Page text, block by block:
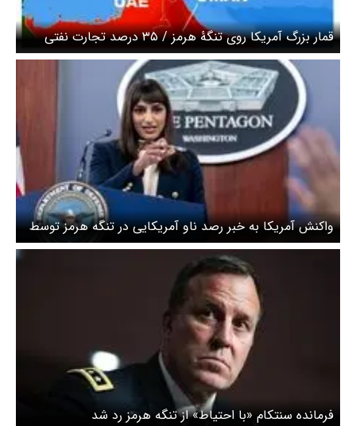
قمار بزرگ آمریکا روی تنگۀ هرمز‌ / ۳۵ درصد تجارت نفتی
جهان وابسته به تنگه هرمز
واکنش آمریکا به خبر رصد ناو آمریکایی در تنگه هرمز توسط
سپاه پاسداران
فرمانده سنتکام «با احتیاط» از تنگه هرمز رد شد